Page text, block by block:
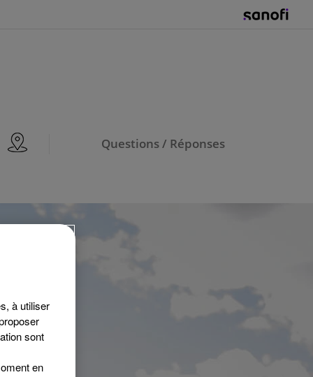
Questions / Réponses
à utiliser
sont
en